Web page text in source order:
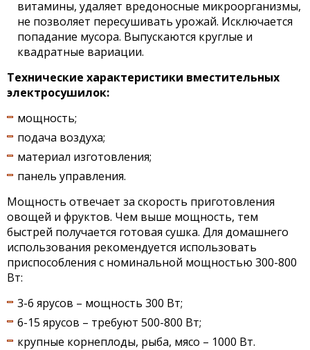
витамины, удаляет вредоносные микроорганизмы,
не позволяет пересушивать урожай. Исключается
попадание мусора. Выпускаются круглые и
квадратные вариации.
Технические характеристики вместительных
электросушилок:
мощность;
подача воздуха;
материал изготовления;
панель управления.
Мощность отвечает за скорость приготовления
овощей и фруктов. Чем выше мощность, тем
быстрей получается готовая сушка. Для домашнего
использования рекомендуется использовать
приспособления с номинальной мощностью 300-800
Вт:
3-6 ярусов – мощность 300 Вт;
6-15 ярусов – требуют 500-800 Вт;
крупные корнеплоды, рыба, мясо – 1000 Вт.